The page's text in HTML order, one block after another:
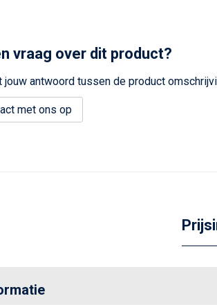
vraag over dit product?
jouw antwoord tussen de product
met ons op